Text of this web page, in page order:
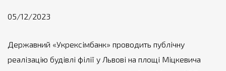
05/12/2023
Державний «Укрексімбанк» проводить публічну
реалізацію будівлі філії у Львові на площі Міцкевича